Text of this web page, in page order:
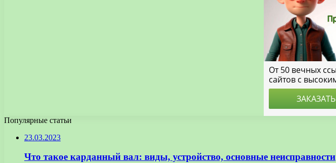
Популярные статьи
23.03.2023
Что такое карданный вал: виды, устройство, основные неисправности